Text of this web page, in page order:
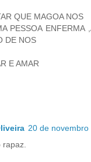
QUE MAGOA NOS
PESSOA ENFERMA
DE NOS
E AMAR
20 de